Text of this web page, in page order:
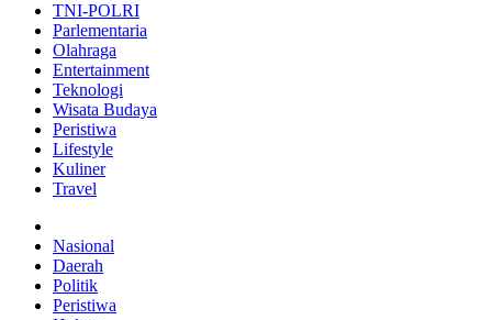
TNI-POLRI
Parlementaria
Olahraga
Entertainment
Teknologi
Wisata Budaya
Peristiwa
Lifestyle
Kuliner
Travel
Nasional
Daerah
Politik
Peristiwa